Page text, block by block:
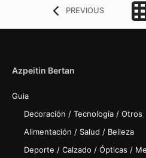
PREVIOUS
Azpeitin Bertan
Guia
Decoración / Tecnología / Otros
Alimentación / Salud / Belleza
Deporte / Calzado / Ópticas /